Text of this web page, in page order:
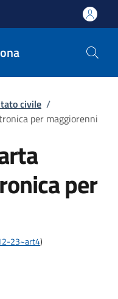
civile /
per maggiorenni
per
23~art4)